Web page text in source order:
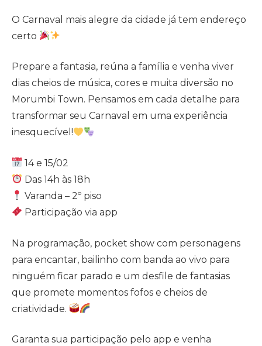
O Carnaval mais alegre da cidade já tem endereço
certo
Prepare a fantasia, reúna a família e venha viver
dias cheios de música, cores e muita diversão no
Morumbi Town. Pensamos em cada detalhe para
transformar seu Carnaval em uma experiência
inesquecível!
14 e 15/02
Das 14h às 18h
Varanda – 2º piso
Participação via app
Na programação, pocket show com personagens
para encantar, bailinho com banda ao vivo para
ninguém ficar parado e um desfile de fantasias
que promete momentos fofos e cheios de
criatividade.
Garanta sua participação pelo app e venha